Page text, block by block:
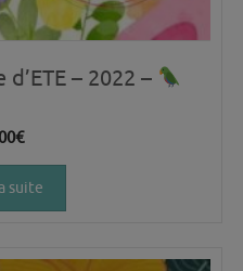
– 2022 –
€
suite